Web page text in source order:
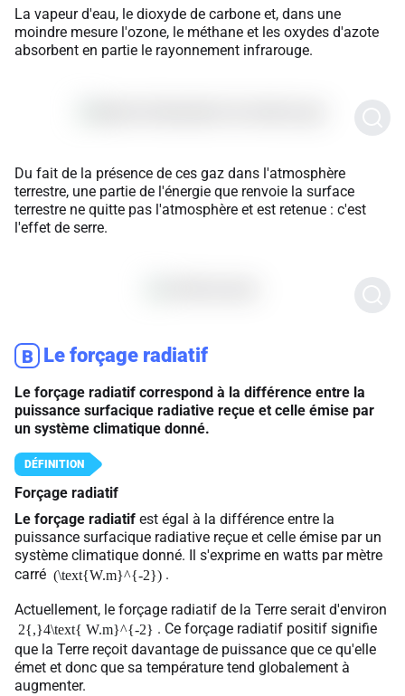
La vapeur d'eau, le dioxyde de carbone et, dans une
moindre mesure l'ozone, le méthane et les oxydes d'azote
absorbent en partie le rayonnement infrarouge.
Du fait de la présence de ces gaz dans l'atmosphère
terrestre, une partie de l'énergie que renvoie la surface
terrestre ne quitte pas l'atmosphère et est retenue : c'est
l'effet de serre.
B Le forçage radiatif
Le forçage radiatif correspond à la différence entre la
puissance surfacique radiative reçue et celle émise par
un système climatique donné.
Forçage radiatif
Le forçage radiatif est égal à la différence entre la
puissance surfacique radiative reçue et celle émise par un
système climatique donné. Il s'exprime en watts par mètre
carré (\text{W.m}^{-2}) .
Actuellement, le forçage radiatif de la Terre serait d'environ
2{,}4\text{ W.m}^{-2} . Ce forçage radiatif positif signifie
que la Terre reçoit davantage de puissance que ce qu'elle
émet et donc que sa température tend globalement à
augmenter.